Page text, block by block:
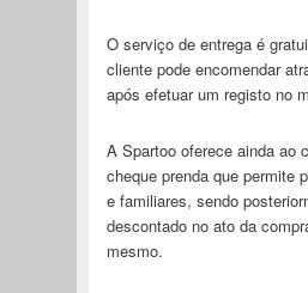
O serviço de entrega é
cliente pode encomendar
após efetuar um registo no
A Spartoo oferece ainda ao
cheque prenda que permite
e familiares, sendo
descontado no ato da
mesmo.